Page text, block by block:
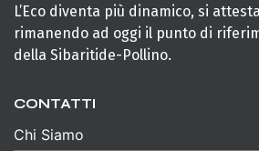
L’Eco diventa più dinamico, si
rimanendo ad oggi il punto di
della Sibaritide-Pollino.
CONTATTI
Chi Siamo